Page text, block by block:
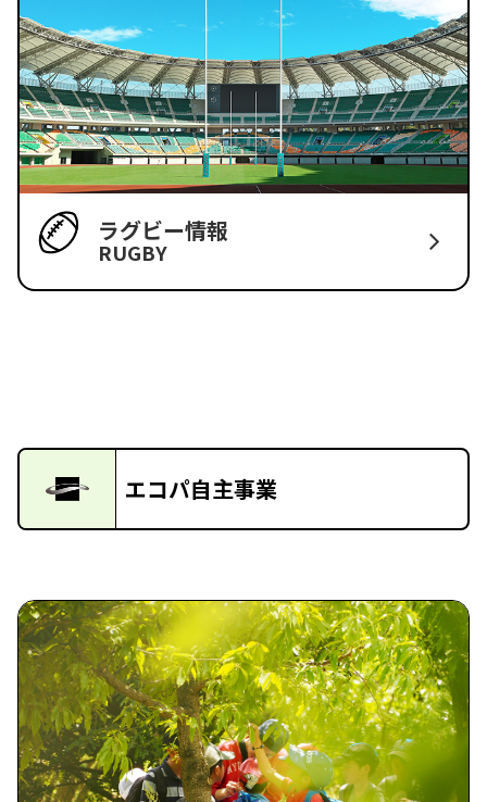
ラグビー情報
RUGBY
エコパ自主事業